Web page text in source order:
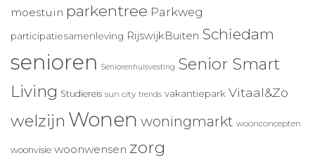
moestuin parkentree Parkweg
participatiesamenleving RijswijkBuiten Schiedam
senioren Seniorenhuisvesting Senior Smart
Living Studiereis sun city trends vakantiepark Vitaal&Zo
welzijn Wonen woningmarkt woonconcepten
woonvisie woonwensen zorg